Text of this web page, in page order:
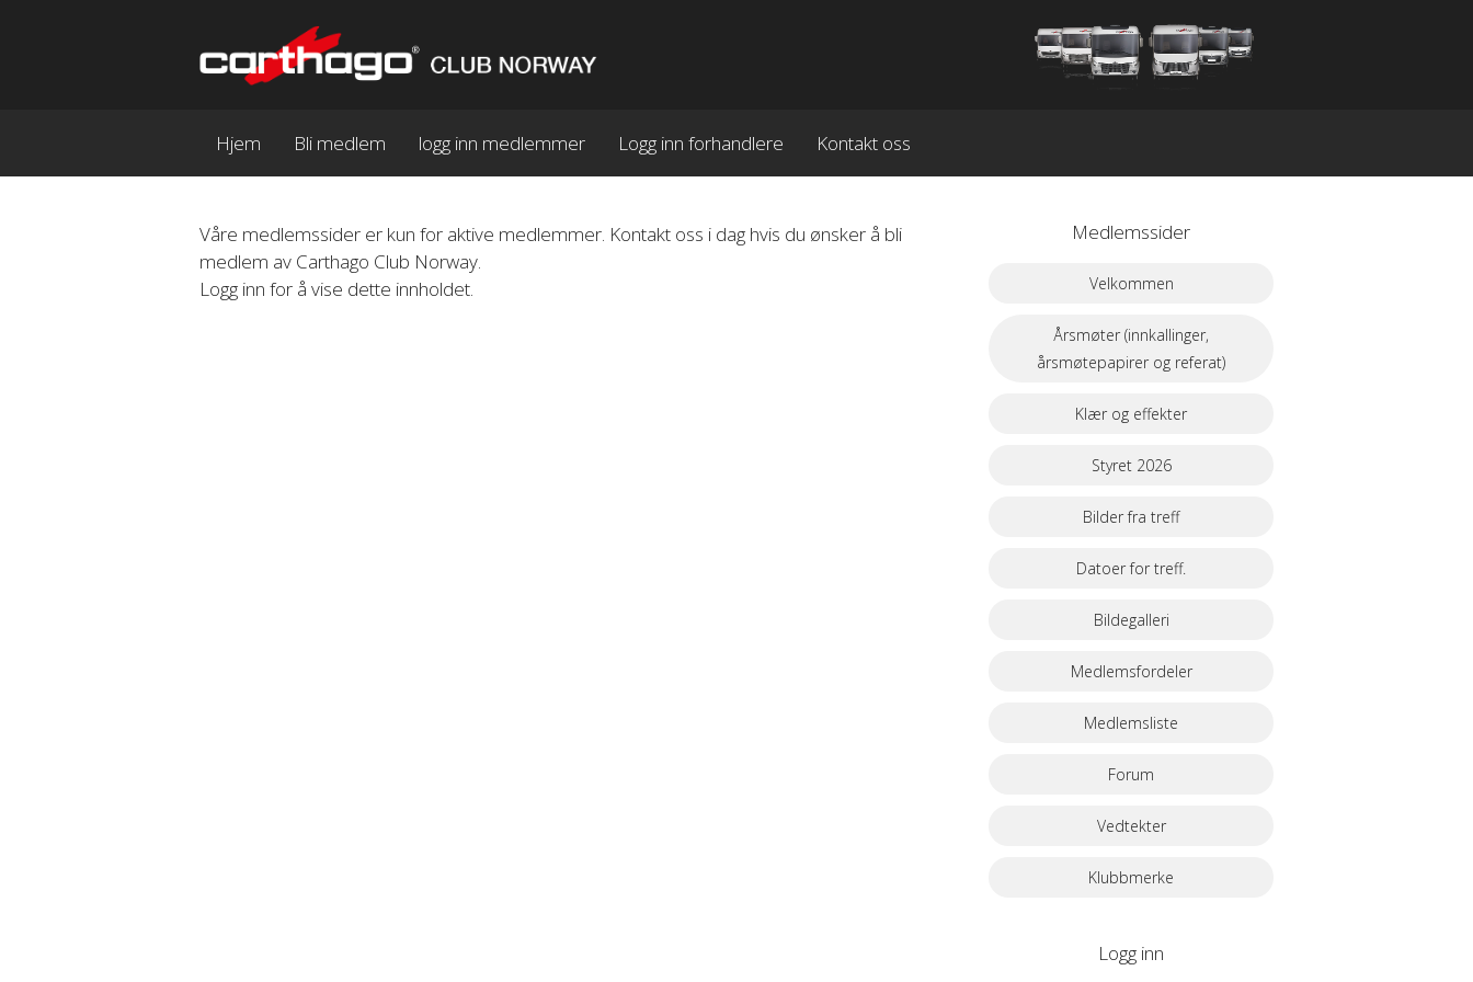
Hjem Bli medlem logg inn medlemmer Logg inn forhandlere Kontakt oss
Våre medlemssider er kun for aktive medlemmer. Kontakt oss i dag hvis du ønsker å bli
medlem av Carthago Club Norway.
Logg inn for å vise dette innholdet.
Medlemssider
Velkommen
Årsmøter (innkallinger,
årsmøtepapirer og referat)
Klær og effekter
Styret 2026
Bilder fra treff
Datoer for treff.
Bildegalleri
Medlemsfordeler
Medlemsliste
Forum
Vedtekter
Klubbmerke
Logg inn